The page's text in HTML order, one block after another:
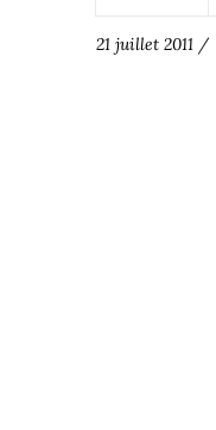
21 juillet 2011 /